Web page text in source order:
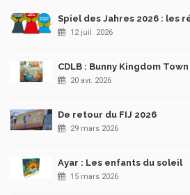
Spiel des Jahres 2026 : les
12 juil. 2026
CDLB : Bunny Kingdom Town
20 avr. 2026
De retour du FIJ 2026
29 mars 2026
Ayar : Les enfants du soleil
15 mars 2026